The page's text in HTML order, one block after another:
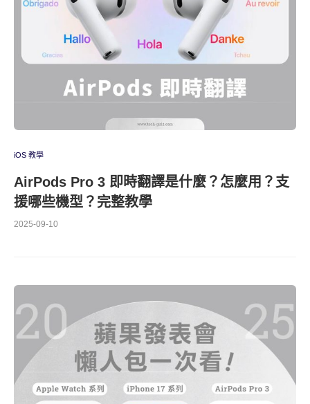
iOS 教學
AirPods Pro 3 即時翻譯是什麼？怎麼用？支
援哪些機型？完整教學
2025-09-10